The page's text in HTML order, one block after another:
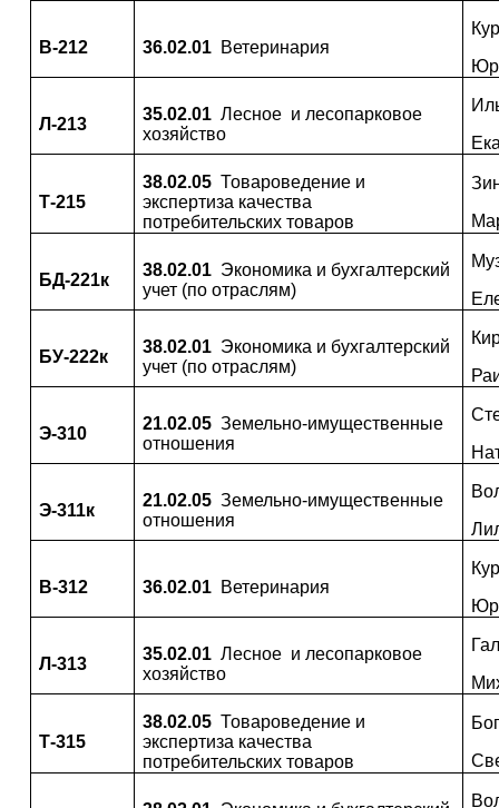
В-212 36.02.01 Ветеринария
Л-213
35.02.01 Лесное и лесопарковое
хозяйство
Т-215
38.02.05 Товароведение и
экспертиза качества
потребительских товаров
БД-221к
38.02.01 Экономика и бухгалтерский
учет (по отраслям)
БУ-222к
38.02.01 Экономика и бухгалтерский
учет (по отраслям)
Э-310
21.02.05 Земельно-имущественные
отношения
Э-311к
21.02.05 Земельно-имущественные
отношения
В-312 36.02.01 Ветеринария
Л-313
35.02.01 Лесное и лесопарковое
хозяйство
Т-315
38.02.05 Товароведение и
экспертиза качества
потребительских товаров